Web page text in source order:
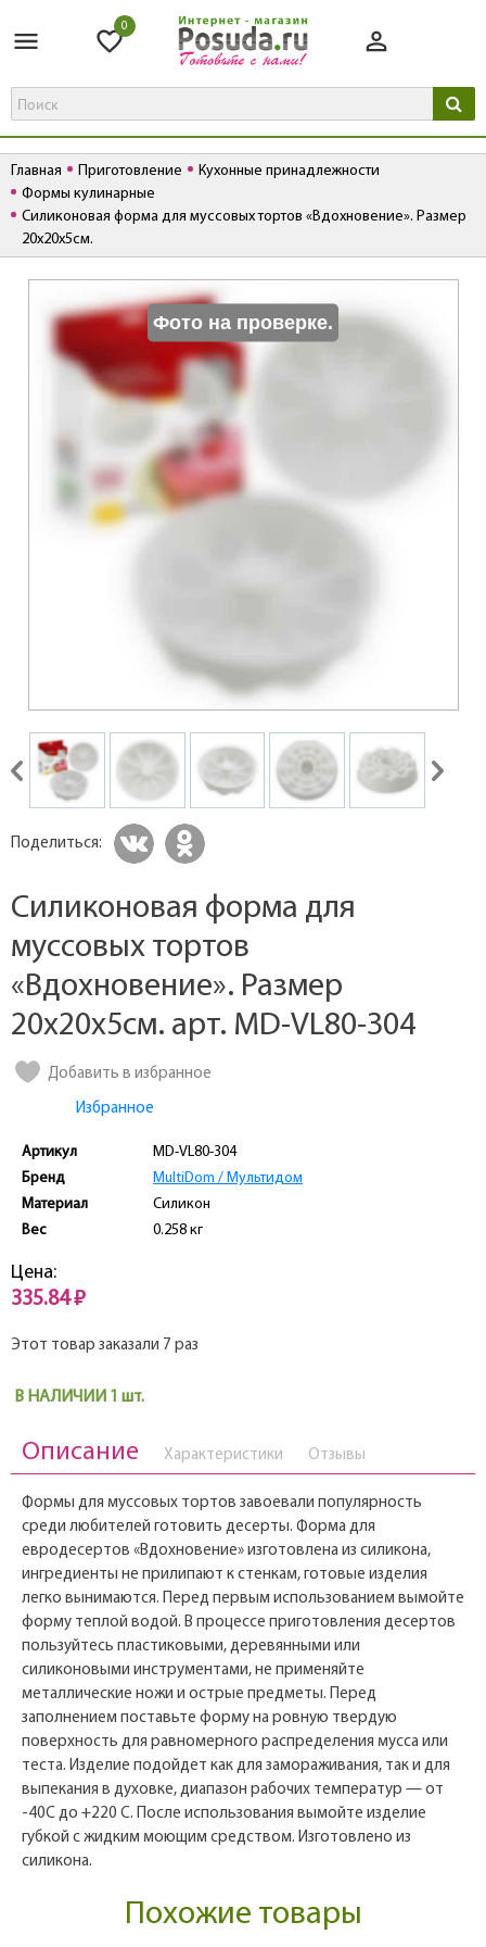
0
Главная Приготовление
Кухонные принадлежности
Формы кулинарные
Силиконовая форма для муссовых тортов «Вдохновение». Размер
20х20х5см.
Фото на проверке.
Поделиться:
Силиконовая форма для
муссовых тортов
«Вдохновение». Размер
20х20х5см. арт. MD-VL80-304
Добавить в избранное
Избранное
Артикул
MD-VL80-304
Бренд
MultiDom / Мультидом
Материал
Силикон
Вес
0.258 кг
Цена:
335.84 ₽
Этот товар заказали 7 раз
В НАЛИЧИИ 1 шт.
Описание Характеристики Отзывы
Формы для муссовых тортов завоевали популярность
среди любителей готовить десерты. Форма для
евродесертов «Вдохновение» изготовлена из силикона,
ингредиенты не прилипают к стенкам, готовые изделия
легко вынимаются. Перед первым использованием вымойте
форму теплой водой. В процессе приготовления десертов
пользуйтесь пластиковыми, деревянными или
силиконовыми инструментами, не применяйте
металлические ножи и острые предметы. Перед
заполнением поставьте форму на ровную твердую
поверхность для равномерного распределения мусса или
теста. Изделие подойдет как для замораживания, так и для
выпекания в духовке, диапазон рабочих температур — от
-40С до +220 С. После использования вымойте изделие
губкой с жидким моющим средством. Изготовлено из
силикона.
Похожие товары